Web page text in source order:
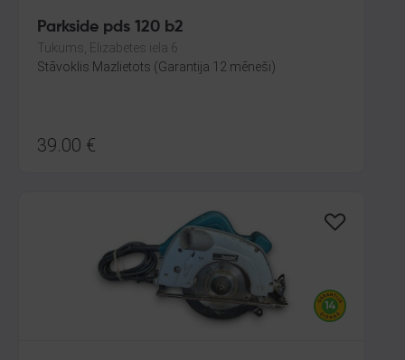
Parkside pds 120 b2
Tukums, Elizabetes iela 6
Stāvoklis Mazlietots (Garantija 12 mēneši)
39.00 €